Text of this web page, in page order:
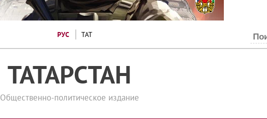
РУС ТАТ
ТАТАРСТАН
Общественно-политическое издание